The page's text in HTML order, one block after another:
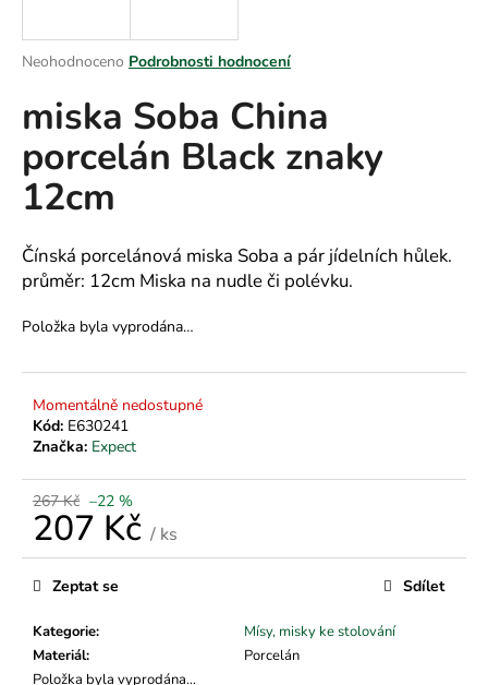
Průměrné
produktu
je
5
hvězdiček.
Neohodnoceno Podrobnosti hodnocení
miska Soba China
porcelán Black znaky
12cm
Čínská porcelánová miska Soba a pár jídelních hůlek.
průměr: 12cm Miska na nudle či polévku.
Položka byla vyprodána…
Momentálně nedostupné
Kód: E630241
Značka: Expect
267 Kč –22 %
207 Kč / ks
Měrná
cena:
Kategorie:
Mísy, misky ke stolování
Materiál:
Porcelán
Položka byla vyprodána…
Zeptat se Sdílet
j
t
?
HLEDAT
o
p
o
u
e
m